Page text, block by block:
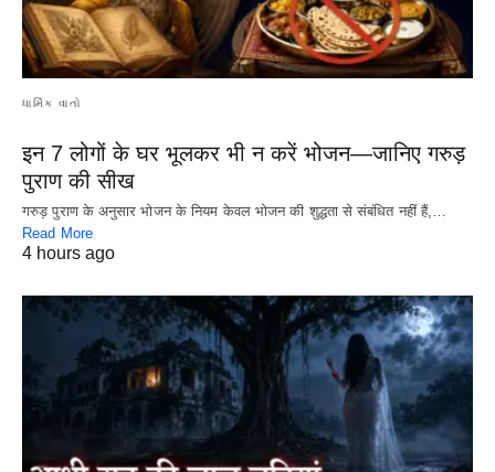
ધાર્મિક વાતો
इन 7 लोगों के घर भूलकर भी न करें भोजन—जानिए गरुड़
पुराण की सीख
गरुड़ पुराण के अनुसार भोजन के नियम केवल भोजन की शुद्धता से संबंधित नहीं हैं,…
Read More
4 hours ago